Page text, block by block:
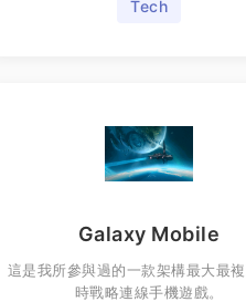
Tech
Galaxy Mobile
這是我所參與過的一款架構最大最
時戰略連線手機遊戲。